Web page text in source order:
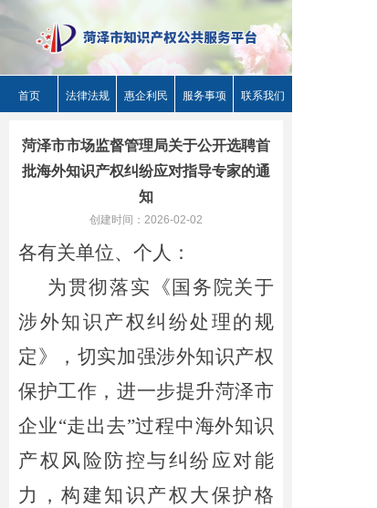
首页 法律法规 惠企利民 服务事项 联系我们
菏泽市市场监督管理局关于公开选聘首
批海外知识产权纠纷应对指导专家的通
知
创建时间： 2026-02-02
各有关单位、个人：
为贯彻落实《国务院关于
涉外知识产权纠纷处理的规
定》，切实加强涉外知识产权
保护工作，进一步提升菏泽市
企业“走出去”过程中海外知识
产权风险防控与纠纷应对能
力，构建知识产权大保护格